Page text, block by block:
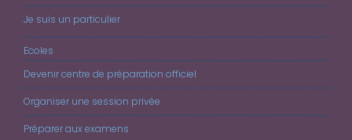
Je suis un particulier
Ecoles
Devenir centre de préparation officiel
Organiser une session privée
Préparer aux examens